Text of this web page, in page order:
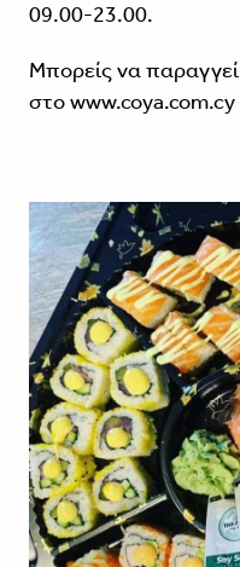
09.00-23.00.
Μπορείς να
στο